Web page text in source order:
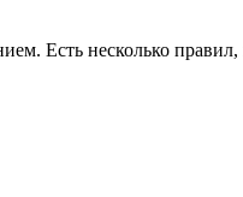
Есть несколько правил,